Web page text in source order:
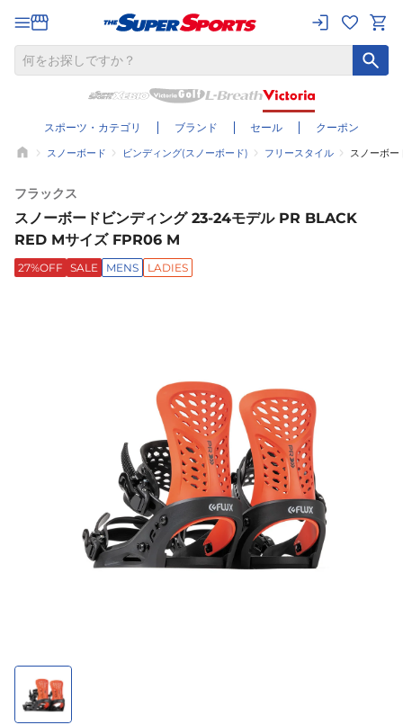
スポーツ・カテゴリ ブランド セール クーポン
スノーボード ビンディング(スノーボード) フリースタイル スノーボ
フラックス
スノーボードビンディング 23-24モデル PR BLACK
RED Mサイズ FPR06 M
27%OFF SALE MENS LADIES